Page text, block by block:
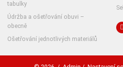
tabulky
Údržba a ošetřování obuvi –
obecně
Ošetřování jednotlivých materiálů